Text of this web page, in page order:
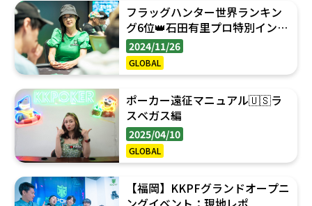
フラッグハンター世界ランキン
グ6位👑石田有里プロ特別インタ
ビュー
2024/11/26
GLOBAL
ポーカー遠征マニュアル🇺🇸ラ
スベガス編
2025/04/10
GLOBAL
【福岡】KKPFグランドオープニ